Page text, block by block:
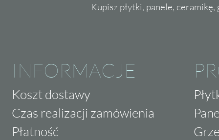
Kupisz płytki, panele,
INFORMACJE
Koszt dostawy
Czas realizacji zamówienia
Płatność